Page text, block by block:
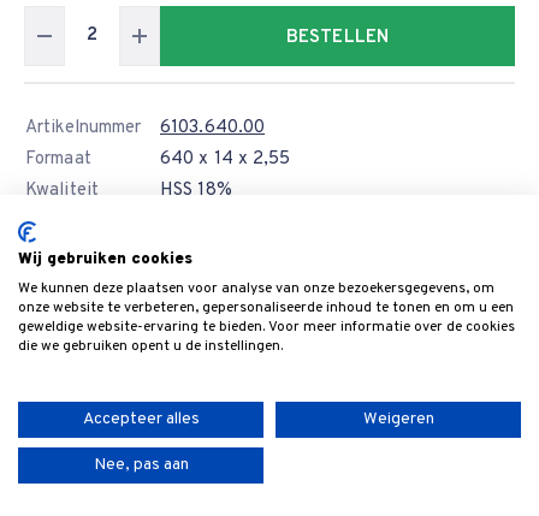
BESTELLEN
Artikelnummer
6103.640.00
Formaat
640 x 14 x 2,55
Kwaliteit
HSS 18%
Levertijd
Prijs
12 of meer
€ 45,63
Artikelnummer
6103.710.00
Wij gebruiken cookies
We kunnen deze plaatsen voor analyse van onze bezoekersgegevens, om
onze website te verbeteren, gepersonaliseerde inhoud te tonen en om u een
geweldige website-ervaring te bieden. Voor meer informatie over de cookies
die we gebruiken opent u de instellingen.
Accepteer alles Weigeren
Nee, pas aan